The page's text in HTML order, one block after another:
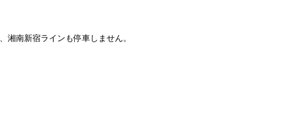
南新宿ラインも停車しません。